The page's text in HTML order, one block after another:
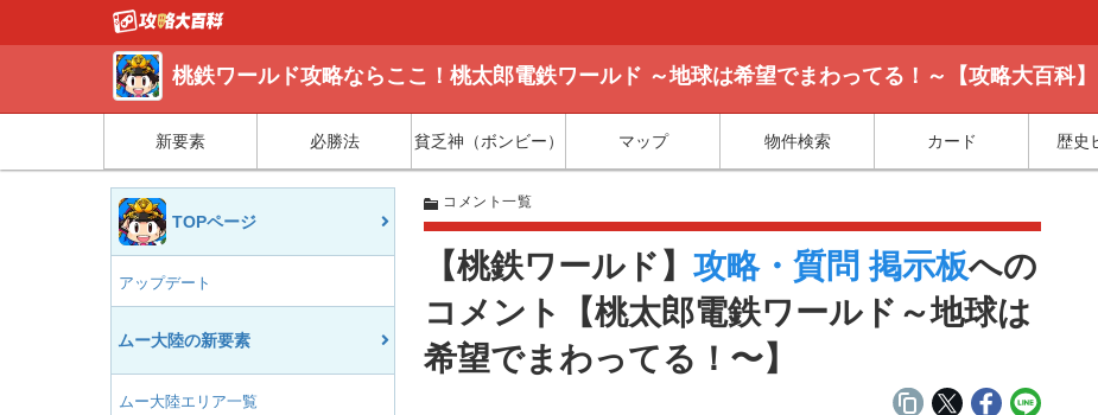
桃鉄ワールド攻略ならここ！桃太郎電鉄ワールド ～地球は希望でまわってる！～【攻略大百科】
新要素 必勝法 貧乏神（ボンビー） マップ 物件検索 カード 歴史
TOPページ
アップデート
ムー大陸の新要素
ムー大陸エリア一覧
コメント一覧
【桃鉄ワールド】 攻略・質問 掲示板への
コメント【桃太郎電鉄ワールド～地球は
希望でまわってる！〜】